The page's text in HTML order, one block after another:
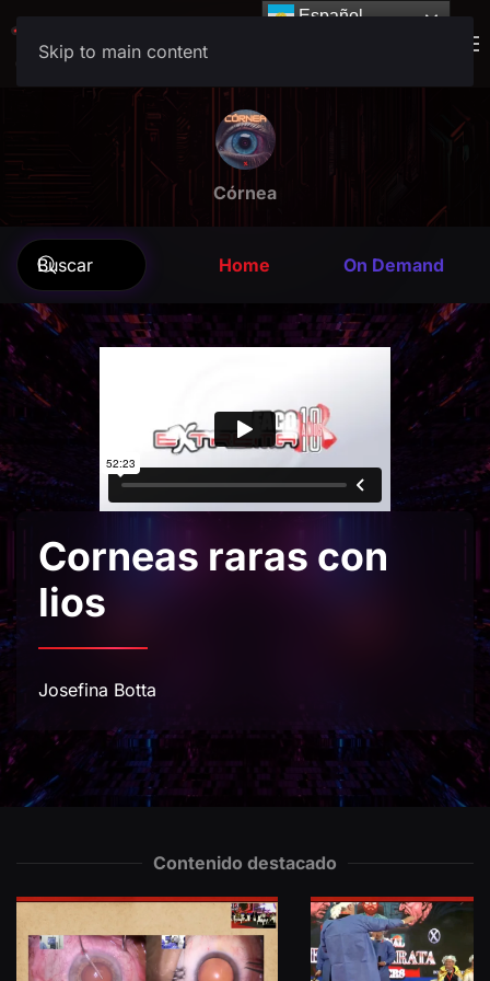
Skip to main content
Español
Español
Córnea
Home On Demand
Corneas raras con
lios
Josefina Botta
Contenido destacado